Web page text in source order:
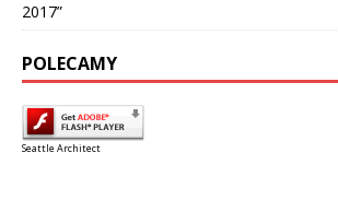
2017”
POLECAMY
Seattle Architect